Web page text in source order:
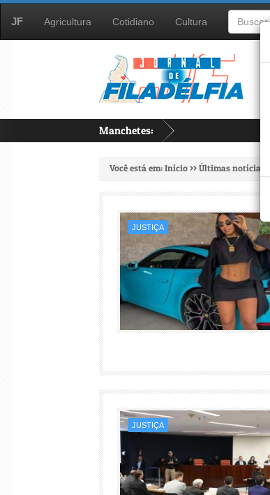
JF Agricultura Cotidiano Cultura
Manchetes:
Você está em:Início>>Últimas notícias
JUSTIÇA
JUSTIÇA